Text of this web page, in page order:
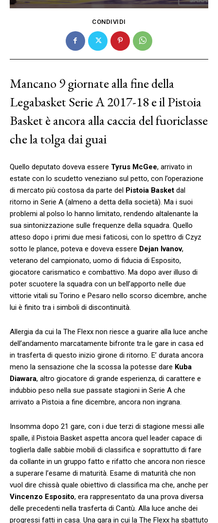
CONDIVIDI
Mancano 9 giornate alla fine della
Legabasket Serie A 2017-18 e il Pistoia
Basket è ancora alla caccia del fuoriclasse
che la tolga dai guai
Quello deputato doveva essere Tyrus McGee, arrivato in
estate con lo scudetto veneziano sul petto, con l’operazione
di mercato più costosa da parte del Pistoia Basket dal
ritorno in Serie A (almeno a detta della società). Ma i suoi
problemi al polso lo hanno limitato, rendendo altalenante la
sua sintonizzazione sulle frequenze della squadra. Quello
atteso dopo i primi due mesi faticosi, con lo spettro di Czyz
sotto le plance, poteva e doveva essere Dejan Ivanov,
veterano del campionato, uomo di fiducia di Esposito,
giocatore carismatico e combattivo. Ma dopo aver illuso di
poter scuotere la squadra con un bell’apporto nelle due
vittorie vitali su Torino e Pesaro nello scorso dicembre, anche
lui è finito tra i simboli di discontinuità.
Allergia da cui la The Flexx non riesce a guarire alla luce anche
dell’andamento marcatamente bifronte tra le gare in casa ed
in trasferta di questo inizio girone di ritorno. E’ durata ancora
meno la sensazione che la scossa la potesse dare Kuba
Diawara, altro giocatore di grande esperienza, di carattere e
indubbio peso nella sue passate stagioni in Serie A che
arrivato a Pistoia a fine dicembre, ancora non ingrana.
Insomma dopo 21 gare, con i due terzi di stagione messi alle
spalle, il Pistoia Basket aspetta ancora quel leader capace di
toglierla dalle sabbie mobili di classifica e soprattutto di fare
da collante in un gruppo fatto e rifatto che ancora non riesce
a superare l’esame di maturità. Esame di maturità che non
vuol dire chissà quale obiettivo di classifica ma che, anche per
Vincenzo Esposito, era rappresentato da una prova diversa
delle precedenti nella trasferta di Cantù. Alla luce anche dei
progressi fatti in casa. Una gara in cui la The Flexx ha sbattuto